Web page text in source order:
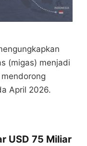
(migas) menjadi
April 2026.
USD 75 Miliar